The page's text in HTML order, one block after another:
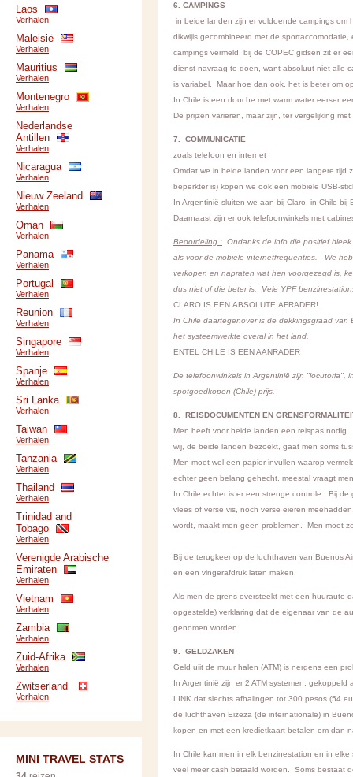
6. CAMPINGS
in beide landen zijn er voldoende campings
dikwijls gecombineerd met de
campings vermeld, bij de COPEC gidsen zit er
dienst navraag te doen, want absoluut niet alle
is variabel. Maar hoe dan ook, het is beter om
In Chile is een douche met warm water eerser
De prijzen varieren, maar zijn, ter vergelijking
7. COMMUNICATIE
zoals telefoon en internet
Omdat we in beide landen voor een langere tijd
beperkter is) kopen we ook een mobiele USB-
In Argentinië sluiten we aan bij Claro, in Chile bij
Daarnaast zijn er ook telefoonwinkels met
Beoordeling : Ondanks de info die positief
als voor de mobiele internetfrequenties. We
verkopen en napraten wat hen voorgezegd is,
dus niet of die beter is. Vele YPF
CLARO IS EEN ABSOLUTE AFRADER!
In Chile daartegenover is de dekkingsgraad
het systeemwerkte overal in het land.
ENTEL CHILE IS EEN AANRADER
De telefoonwinkels in Argentinië zijn
spotgoedkopen (Chile) prijs.
8. REISDOCUMENTEN EN
Men heeft voor beide landen een reispas
wij, de beide landen bezoekt, gaat men soms
Men moet wel een papier invullen waarop
echter geen belang gehecht, meestal vraagt
In Chile echter is er een strenge controle. Bij
vlees of verse vis, noch verse eieren
wordt, maakt men geen problemen. Men moet
Bij de terugkeer op de luchthaven van Buenos
en een vingerafdruk laten maken.
Als men de grens oversteekt met een huurauto
opgestelde) verklaring dat de eigenaar van de
genomen worden.
9. GELDZAKEN
Geld uiit de muur halen (ATM) is nergens een
In Argentinië zijn er 2 ATM systemen,
LINK dat slechts afhalingen tot 300 pesos (54
de luchthaven Eizeza (de internationale) in
kopen en met een kredietkaart betalen om dan
In Chile kan men in elk benzinestation en in
veel meer cash betaald worden. Soms bestaat
Laos
Verhalen
Maleisië
Verhalen
Mauritius
Verhalen
Montenegro
Verhalen
Nederlandse
Antillen
Verhalen
Nicaragua
Verhalen
Nieuw Zeeland
Verhalen
Oman
Verhalen
Panama
Verhalen
Portugal
Verhalen
Reunion
Verhalen
Singapore
Verhalen
Spanje
Verhalen
Sri Lanka
Verhalen
Taiwan
Verhalen
Tanzania
Verhalen
Thailand
Verhalen
Trinidad and
Tobago
Verhalen
Verenigde Arabische
Emiraten
Verhalen
Vietnam
Verhalen
Zambia
Verhalen
Zuid-Afrika
Verhalen
Zwitserland
Verhalen
MINI TRAVEL STATS